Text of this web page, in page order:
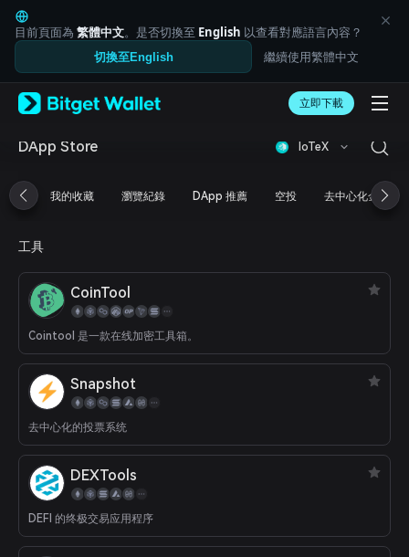
English
日本語
Tiếng Việt
Русский
Español (Latinoamérica)
Türkçe
Français
简体中文
繁體中文
Bahasa Indonesia
ภาษาไทย
العربية
Español
Português (Brasil)
Español (Argentina)
目前頁面為 繁體中文。是否切換至 English 以查看對應語言內容？
切換至English 繼續使用繁體中文
立即下載
DApp Store IoTeX
我的收藏 瀏覽紀錄 DApp 推薦 空投 去中心化金融
工具
CoinTool
Cointool 是一款在线加密工具箱。
Snapshot
去中心化的投票系统
DEXTools
DEFI 的终极交易应用程序